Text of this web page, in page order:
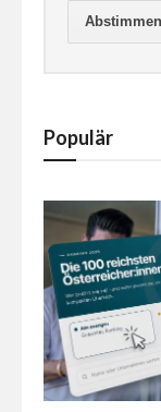
Populär